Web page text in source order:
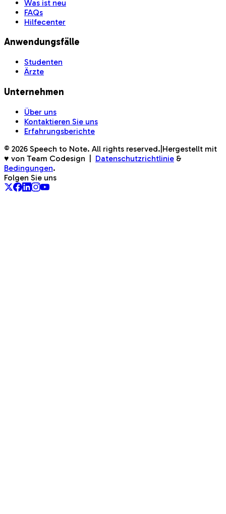
Was ist neu
FAQs
Hilfecenter
Anwendungsfälle
Studenten
Ärzte
Unternehmen
Über uns
Kontaktieren Sie uns
Erfahrungsberichte
© 2026 Speech to Note. All rights reserved. Hergestellt mit
♥ von Team Codesign
Datenschutzrichtlinie &
Bedingungen.
Folgen Sie uns